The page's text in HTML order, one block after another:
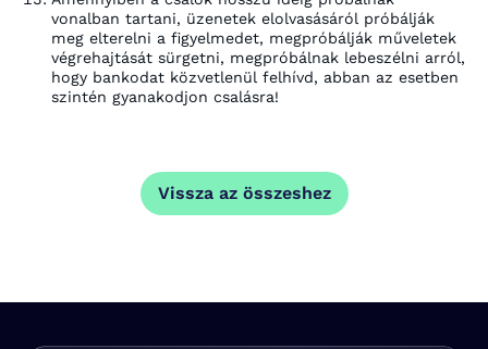
vonalban tartani, üzenetek elolvasásáról próbálják
meg elterelni a figyelmedet, megpróbálják műveletek
végrehajtását sürgetni, megpróbálnak lebeszélni arról,
hogy bankodat közvetlenül felhívd, abban az esetben
szintén gyanakodjon csalásra!
Vissza az összeshez